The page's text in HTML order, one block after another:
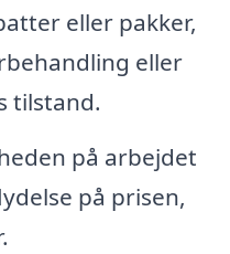
eller pakker,
eller
tilstand.
på arbejdet
på prisen,